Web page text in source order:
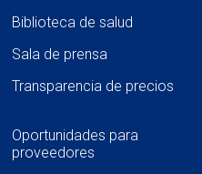
Biblioteca de salud
Sala de prensa
Transparencia de precios
Oportunidades para
proveedores